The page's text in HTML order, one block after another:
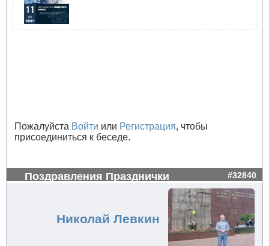
Пожалуйста Войти или Регистрация, чтобы
присоединиться к беседе.
Поздравления Празднички #32840
Николай Левкин